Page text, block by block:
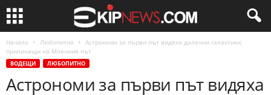
Начало Любопитно
Астрономи за първи път видяха далечни галактики,
приличащи на Млечния път
ВОДЕЩИ ЛЮБОПИТНО
Астрономи за първи път видяха